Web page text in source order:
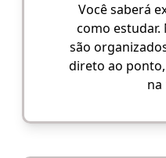
Você saberá
como estudar.
são
direto ao
na